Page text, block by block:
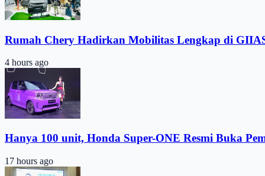
Rumah Chery Hadirkan Mobilitas Lengkap di
4 hours ago
Hanya 100 unit, Honda Super-ONE Resmi Buka
17 hours ago